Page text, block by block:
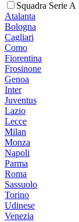
Squadra Serie A
Atalanta
Bologna
Cagliari
Como
Fiorentina
Frosinone
Genoa
Inter
Juventus
Lazio
Lecce
Milan
Monza
Napoli
Parma
Roma
Sassuolo
Torino
Udinese
Venezia